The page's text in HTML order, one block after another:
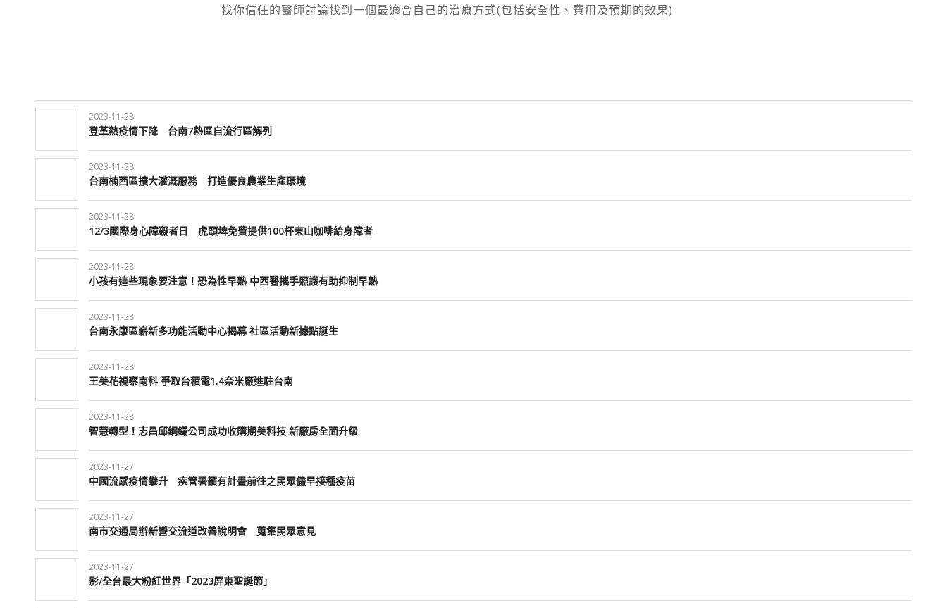
找你信任的醫師討論找到一個最適合自己的治療方式(包括安全性、費用及預期的效果)
2023-11-28
登革熱疫情下降 台南7熱區自流行區解列
2023-11-28
台南楠西區擴大灌溉服務 打造優良農業生產環境
2023-11-28
12/3國際身心障礙者日 虎頭埤免費提供100杯東山咖啡給身障者
2023-11-28
小孩有這些現象要注意！恐為性早熟 中西醫攜手照護有助抑制早熟
2023-11-28
台南永康區嶄新多功能活動中心揭幕 社區活動新據點誕生
2023-11-28
王美花視察南科 爭取台積電1.4奈米廠進駐台南
2023-11-28
智慧轉型！志昌邱鋼鐵公司成功收購期美科技 新廠房全面升級
2023-11-27
中國流感疫情攀升 疾管署籲有計畫前往之民眾儘早接種疫苗
2023-11-27
南市交通局辦新營交流道改善說明會 蒐集民眾意見
2023-11-27
影/全台最大粉紅世界「2023屏東聖誕節」